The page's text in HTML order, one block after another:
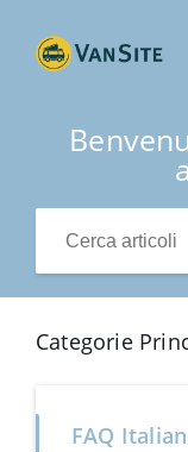
Categorie
FAQ